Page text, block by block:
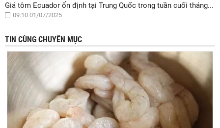
Giá tôm Ecuador ổn định tại Trung Quốc trong tuần cuối tháng...
09:10 01/07/2025
TIN CÙNG CHUYÊN MỤC